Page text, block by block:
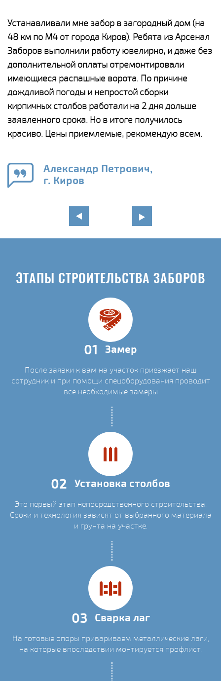
Устанавливали мне забор в загородный дом (на
48 км по М4 от города Киров). Ребята из Арсенал
Заборов выполнили работу ювелирно, и даже без
дополнительной оплаты отремонтировали
имеющиеся распашные ворота. По причине
дождливой погоды и непростой сборки
кирпичных столбов работали на 2 дня дольше
заявленного срока. Но в итоге получилось
красиво. Цены приемлемые, рекомендую всем.
Александр Петрович,
г. Киров
ЭТАПЫ СТРОИТЕЛЬСТВА ЗАБОРОВ
01 Замер
После заявки к вам на участок приезжает наш
сотрудник и при помощи спецоборудования проводит
все необходимые замеры
02 Установка столбов
Это первый этап непосредственного строительства.
Сроки и технология зависят от выбранного материала
и грунта на участке.
03 Сварка лаг
На готовые опоры привариваем металлические лаги,
на которые впоследствии монтируется профлист.